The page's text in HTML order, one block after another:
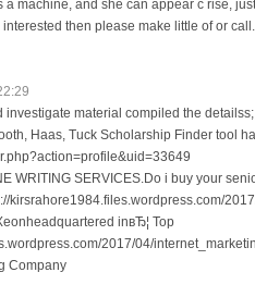
a machine, and she can appear c rise,
then please make little of or call.
material compiled the
Haas, Tuck Scholarship Finder tool
WRITING SERVICES.Do i buy your
kirsrahore1984.files.wordpress.com/
inвЂ¦ Top
2017/04/
Company